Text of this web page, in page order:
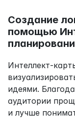
Создание
помощью
Интеллект-
идеями.
аудитории
и лучше